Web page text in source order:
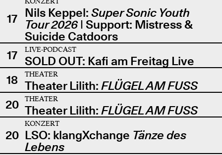
17 Nils Keppel: Super Sonic Youth
Tour 2026| Support: Mistress &
Suicide Catdoors
17
LIVE-PODCAST
SOLD OUT: Kafi am Freitag Live
18
THEATER
Theater Lilith: FLÜGEL AM FUSS
20
THEATER
Theater Lilith: FLÜGEL AM FUSS
20
KONZERT
LSO: klangXchange Tänze des
Lebens